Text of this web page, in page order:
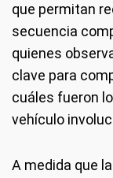
que permitan
secuencia
quienes
clave para
cuáles fueron
vehículo
A medida que